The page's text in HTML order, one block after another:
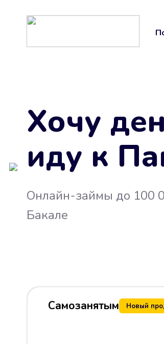
Хочу
иду к
Онлайн-займы до 100
Бакале
Самозанятым Новый